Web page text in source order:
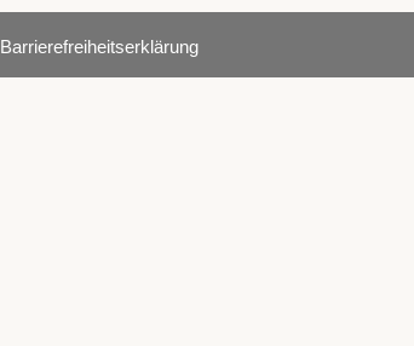
Barrierefreiheitserklärung